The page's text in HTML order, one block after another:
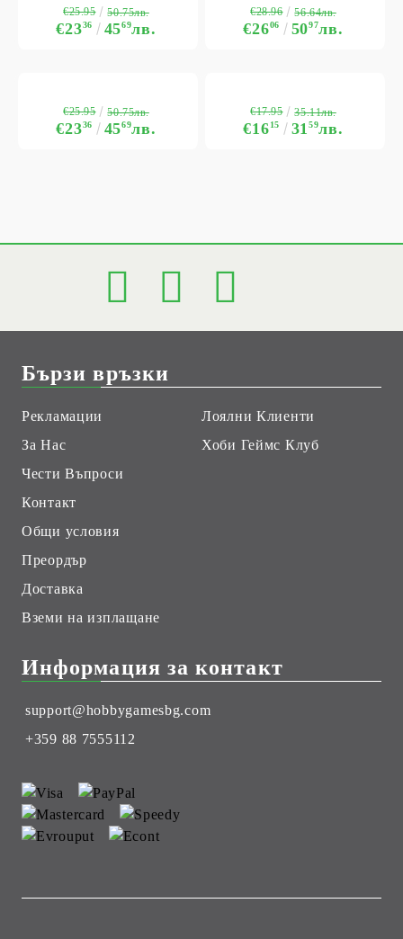
€2336 4569лв.
€25.95 50.75лв.
€2606 5097лв.
€28.96 56.64лв.
€2336 4569лв.
€25.95 50.75лв.
€1615 3159лв.
€17.95 35.11лв.
Бързи връзки
Рекламации
За Нас
Чести Въпроси
Контакт
Общи условия
Преордър
Доставка
Вземи на изплащане
Лоялни Клиенти
Хоби Геймс Клуб
Информация за контакт
support@hobbygamesbg.com
+359 88 7555112